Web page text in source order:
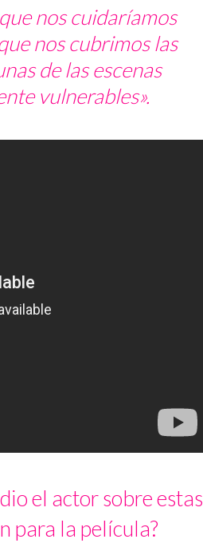
nos cuidaríamos
nos cubrimos las
de las escenas
vulnerables».
el actor sobre estas
para la película?